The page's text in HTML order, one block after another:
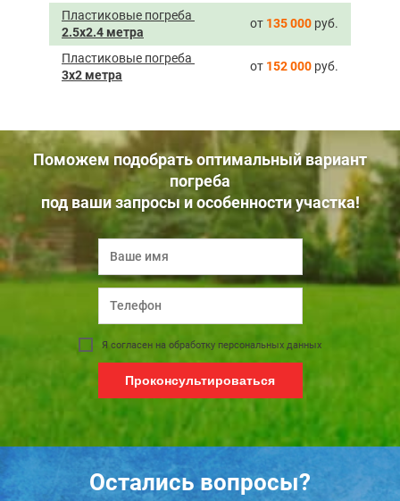
Пластиковые погреба ­
2.5х2.4 метра
от 135 000 руб.
Пластиковые погреба ­
3х2 метра
от 152 000 руб.
Поможем подобрать оптимальный вариант
погреба
под ваши запросы и особенности участка!
Я согласен на обработку персональных данных
Проконсультироваться
Остались вопросы?